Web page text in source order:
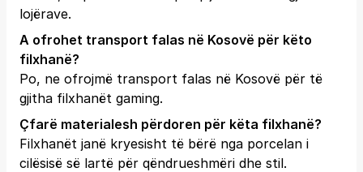
lojërave.
A ofrohet transport falas në Kosovë për këto
filxhanë?
Po, ne ofrojmë transport falas në Kosovë për të
gjitha filxhanët gaming.
Çfarë materialesh përdoren për këta filxhanë?
Filxhanët janë kryesisht të bërë nga porcelan i
cilësisë së lartë për qëndrueshmëri dhe stil.